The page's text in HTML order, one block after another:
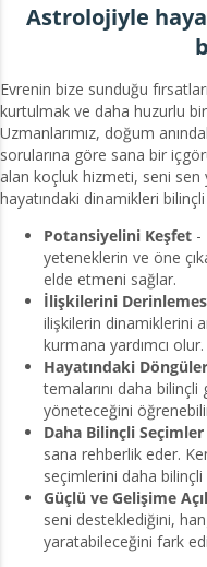
Astrolojiyle
Evrenin bize sunduğu
kurtulmak ve daha huzurlu
Uzmanlarımız, doğum
sorularına göre sana bir
alan koçluk hizmeti, seni
hayatındaki dinamikleri
Potansiyelini Keşfet -
yeteneklerin ve öne
elde etmeni sağlar.
İlişkilerini
ilişkilerin dinamiklerini
kurmana yardımcı olur.
Hayatındaki
temalarını daha
yöneteceğini
Daha Bilinçli Seçimler
sana rehberlik eder.
seçimlerini daha bilinçli
Güçlü ve Gelişime
seni desteklediğini,
yaratabileceğini fark